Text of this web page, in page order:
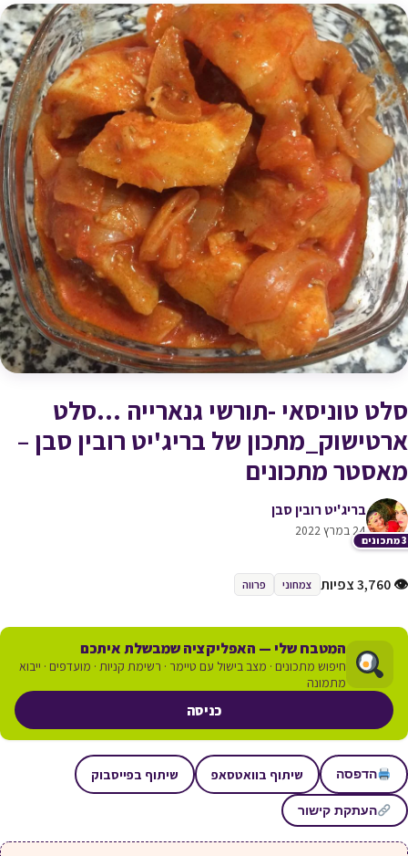
סלט טוניסאי -תורשי גנארייה …סלט
ארטישוק_מתכון של בריג'יט רובין סבן –
מאסטר מתכונים
בריג'יט רובין סבן
24 במרץ 2022
👁 3,760 צפיות צמחוני פרווה
המטבח שלי — האפליקציה שמבשלת איתכם
חיפוש מתכונים · מצב בישול עם טיימר · רשימת קניות · מועדפים · ייבוא
מתמונה
כניסה
הדפסה שיתוף בוואטסאפ שיתוף בפייסבוק
העתקת קישור